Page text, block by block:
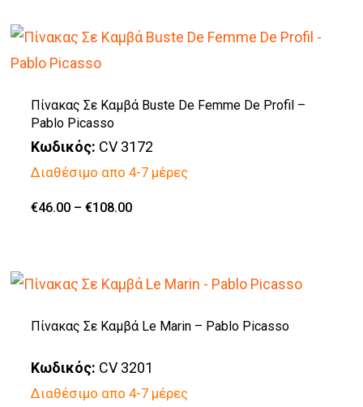
έχει
πολλαπλές
παραλλαγές.
Οι
επιλογές
μπορούν
να
σελίδα
προϊόντος
Πίνακας Σε Καμβά Buste De Femme De Profil –
Pablo Picasso
Κωδικός: CV 3172
Διαθέσιμο απο 4-7 μέρες
€46.00 – €108.00Price
Αυτό
έχει
πολλαπλές
Οι
επιλογές
Πίνακας Σε Καμβά Le Marin – Pablo Picasso
Κωδικός: CV 3201
Διαθέσιμο απο 4-7 μέρες